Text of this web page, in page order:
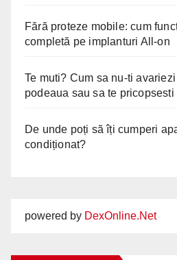
Fără proteze mobile: cum
completă pe implanturi All-on
Te muti? Cum sa nu-ti
podeaua sau sa te
De unde poți să îți cumperi
condiționat?
powered by DexOnline.Net